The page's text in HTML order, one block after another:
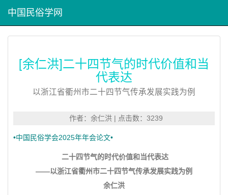
中国民俗学网
[余仁洪]二十四节气的时代价值和当
代表达
以浙江省衢州市二十四节气传承发展实践为例
作者：余仁洪 | 点击数：3239
•中国民俗学会2025年年会论文•
二十四节气的时代价值和当代表达
——以浙江省衢州市二十四节气传承发展实践为例
余仁洪